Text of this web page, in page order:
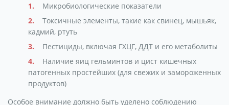
Микробиологические показатели
Токсичные элементы, такие как свинец, мышьяк,
кадмий, ртуть
Пестициды, включая ГХЦГ, ДДТ и его метаболиты
Наличие яиц гельминтов и цист кишечных
патогенных простейших (для свежих и замороженных
продуктов)
Особое внимание должно быть уделено соблюдению